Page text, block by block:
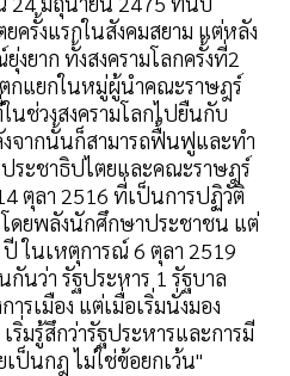
ครั้งแรกในสังคมสยาม แต่หลัง
ยาก ทั้งสงครามโลกครั้งที่2
กแยกในหมู่ผู้นำคณะราษฎร์
นช่วงสงครามโลกไปยืนกับ
จากนั้นก็สามารถฟื้นฟูและทำ
ระชาธิปไตยและคณะราษฎร์
ตุลา 2516 ที่เป็นการปฏิวัติ
ดยพลังนักศึกษาประชาชน แต่
ในเหตุการณ์ 6 ตุลา 2519
กันว่า รัฐประหาร 1 รัฐบาล
รเมือง แต่เมื่อเริ่มนั่งมอง
ริ่มรู้สึกว่ารัฐประหารและการมี
ป็นกฎ ไม่ใช่ข้อยกเว้น"